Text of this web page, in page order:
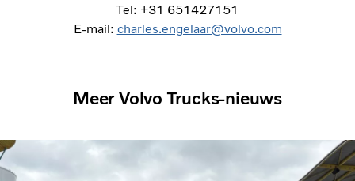
Tel: +31 651427151
E-mail: charles.engelaar@volvo.com
Meer Volvo Trucks-nieuws